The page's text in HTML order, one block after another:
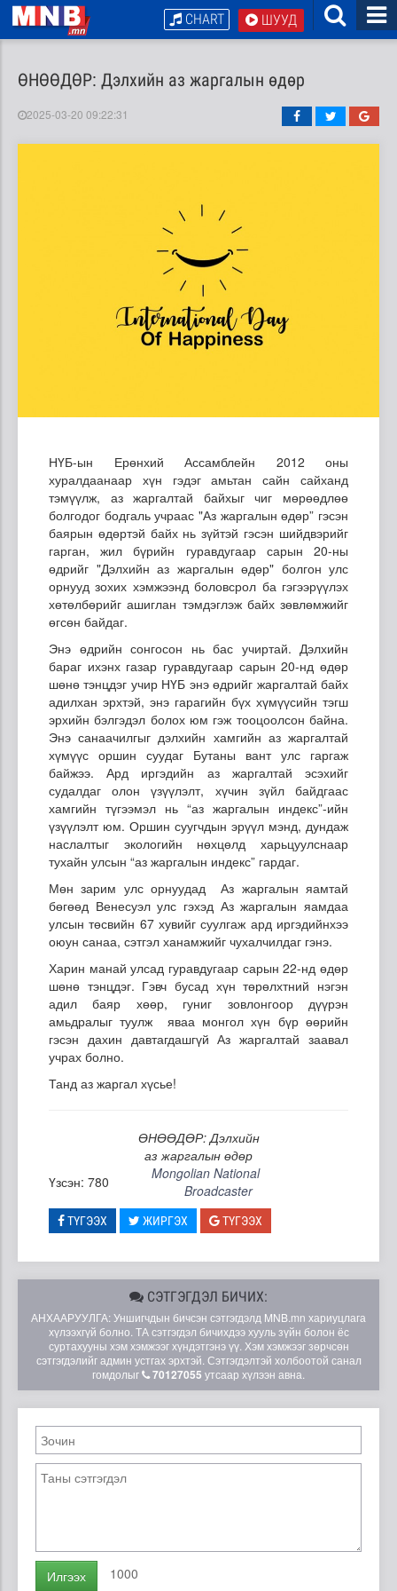
ШУУД
CHART
ӨНӨӨДӨР: Дэлхийн аз жаргалын өдөр
2025-03-20 09:22:31
НҮБ-ын Ерөнхий Ассамблейн 2012 оны
хуралдаанаар хүн гэдэг амьтан сайн сайханд
тэмүүлж, аз жаргалтай байхыг чиг мөрөөдлөө
болгодог бодгаль учраас "Аз жаргалын өдөр” гэсэн
баярын өдөртэй байх нь зүйтэй гэсэн шийдвэрийг
гарган, жил бүрийн гуравдугаар сарын 20-ны
өдрийг "Дэлхийн аз жаргалын өдөр" болгон улс
орнууд зохих хэмжээнд боловсрол ба гэгээрүүлэх
хөтөлбөрийг ашиглан тэмдэглэж байх зөвлөмжийг
өгсөн байдаг.
Энэ өдрийн сонгосон нь бас учиртай. Дэлхийн
бараг ихэнх газар гуравдугаар сарын 20-нд өдөр
шөнө тэнцдэг учир НҮБ энэ өдрийг жаргалтай байх
адилхан эрхтэй, энэ гарагийн бүх хүмүүсийн тэгш
эрхийн бэлгэдэл болох юм гэж тооцоолсон байна.
Энэ санаачилгыг дэлхийн хамгийн аз жаргалтай
хүмүүс оршин суудаг Бутаны вант улс гаргаж
байжээ. Ард иргэдийн аз жаргалтай эсэхийг
судалдаг олон үзүүлэлт, хүчин зүйл байдгаас
хамгийн түгээмэл нь “аз жаргалын индекс”-ийн
үзүүлэлт юм. Оршин суугчдын эрүүл мэнд, дундаж
наслалтыг экологийн нөхцөлд харьцуулснаар
тухайн улсын “аз жаргалын индекс” гардаг.
Мөн зарим улс орнуудад Аз жаргалын яамтай
бөгөөд Венесуэл улс гэхэд Аз жаргалын яамдаа
улсын төсвийн 67 хувийг суулгаж ард иргэдийнхээ
оюун санаа, сэтгэл ханамжийг чухалчилдаг гэнэ.
Харин манай улсад гуравдугаар сарын 22-нд өдөр
шөнө тэнцдэг. Гэвч бусад хүн төрөлхтний нэгэн
адил баяр хөөр, гуниг зовлонгоор дүүрэн
амьдралыг туулж яваа монгол хүн бүр өөрийн
гэсэн дахин давтагдашгүй Аз жаргалтай заавал
учрах болно.
Танд аз жаргал хүсье!
ӨНӨӨДӨР: Дэлхийн
аз жаргалын өдөр
Үзсэн: 780
Mongolian National
Broadcaster
ТҮГЭЭХ ЖИРГЭХ ТҮГЭЭХ
СЭТГЭГДЭЛ БИЧИХ:
АНХААРУУЛГА: Уншигчдын бичсэн сэтгэгдэлд MNB.mn хариуцлага
хүлээхгүй болно. ТА сэтгэгдэл бичихдээ хууль зүйн болон ёс
суртахууны хэм хэмжээг хүндэтгэнэ үү. Хэм хэмжээг зөрчсөн
сэтгэгдэлийг админ устгах эрхтэй. Сэтгэгдэлтэй холбоотой санал
гомдолыг
70127055 утсаар хүлээн авна.
Илгээх 1000